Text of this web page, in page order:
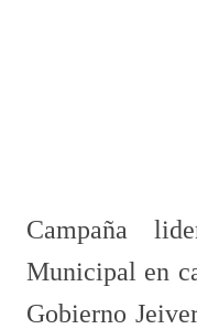
Campaña
Municipal en
Gobierno